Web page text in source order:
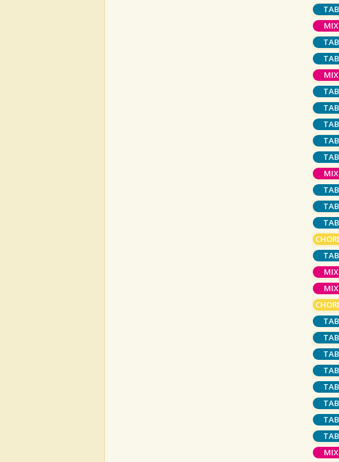
TAB
MIX
TAB
TAB
MIX
TAB
TAB
TAB
TAB
TAB
MIX
TAB
TAB
TAB
TAB
MIX
MIX
TAB
TAB
TAB
TAB
TAB
TAB
TAB
TAB
MIX